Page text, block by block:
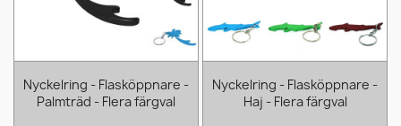
Nyckelring - Flasköppnare -
Palmträd - Flera färgval
Nyckelring - Flasköppnare -
Haj - Flera färgval